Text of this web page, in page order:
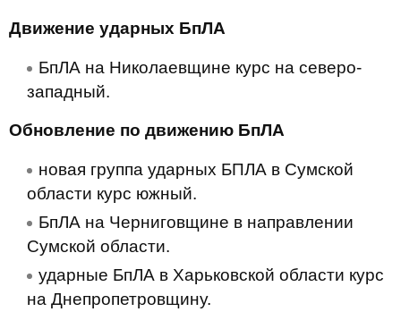
Движение ударных БпЛА
БпЛА на Николаевщине курс на северо-
западный.
Обновление по движению БпЛА
новая группа ударных БПЛА в Сумской
области курс южный.
БпЛА на Черниговщине в направлении
Сумской области.
ударные БпЛА в Харьковской области курс
на Днепропетровщину.